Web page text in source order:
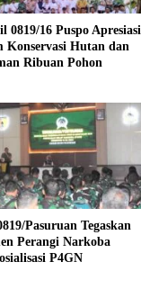
0819/16 Puspo Apresiasi
Konservasi Hutan dan
Ribuan Pohon
Pasuruan Tegaskan
Perangi Narkoba
P4GN